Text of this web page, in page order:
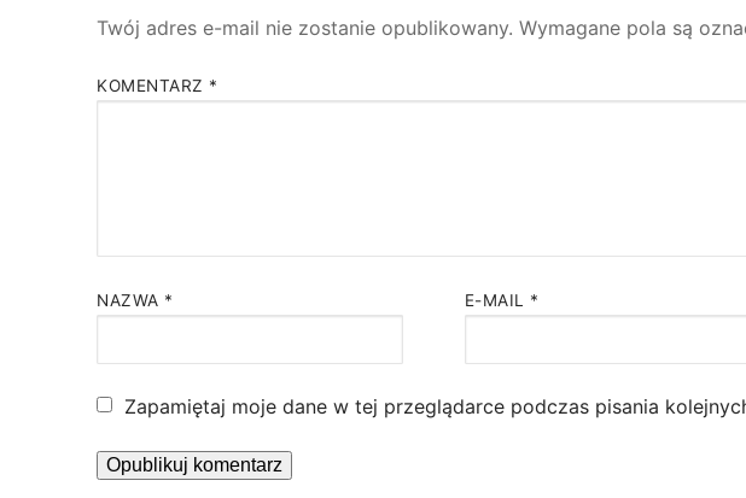
Twój adres e-mail nie zostanie opublikowany. Wymagane pola są
KOMENTARZ *
NAZWA * E-MAIL *
Zapamiętaj moje dane w tej przeglądarce podczas pisania